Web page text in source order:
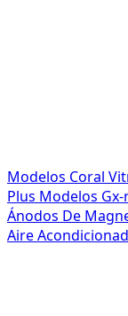
Modelos Coral
Plus Modelos Gx-
Ánodos De
Aire